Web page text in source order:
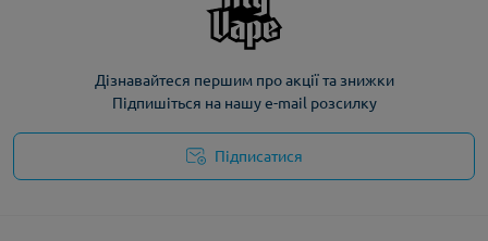
Дізнавайтеся першим про акції та знижки
Підпишіться на нашу e-mail розсилку
Підписатися